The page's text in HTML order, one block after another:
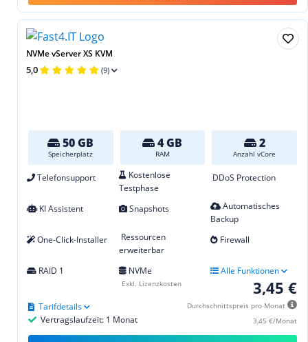
NVMe vServer XS KVM
5,0 (9)
50 GB
Speicherplatz
4 GB
RAM
2
Anzahl vCore
Telefonsupport
Kostenlose
Testphase
DDoS Protection
KI Assistent Snapshots
Automatisches
Backup
One-Click-Installer
Ressourcen
erweiterbar
Firewall
RAID 1 NVMe Alle Funktionen
3,45 €
Durchschnittspreis pro Monat
3,45 €/Monat
Vertragslaufzeit: 1 Monat
Tarifdetails
Exkl. Lizenzkosten